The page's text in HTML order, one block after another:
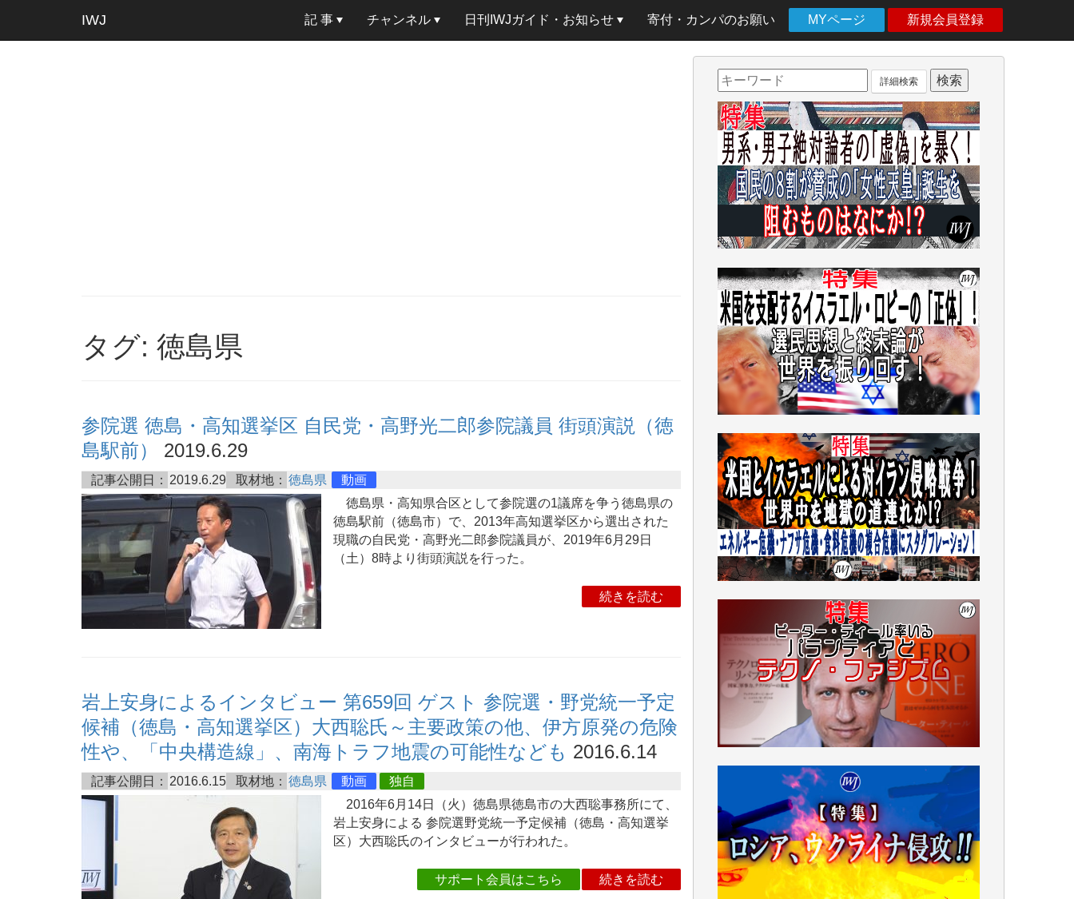
IWJ 記 事 チャンネル 日刊IWJガイド・お知らせ 寄付・カンパのお願い MYページ 新規会員登録
タグ: 徳島県
参院選 徳島・高知選挙区 自民党・高野光二郎参院議員 街頭演説（徳
島駅前）
2019.6.29
記事公開日： 2019.6.29 取材地： 徳島県
動画
徳島県・高知県合区として参院選の1議席を争う徳島県の
徳島駅前（徳島市）で、2013年高知選挙区から選出された
現職の自民党・高野光二郎参院議員が、2019年6月29日
（土）8時より街頭演説を行った。
続きを読む
岩上安身によるインタビュー 第659回 ゲスト 参院選・野党統一予定
候補（徳島・高知選挙区）大西聡氏～主要政策の他、伊方原発の危険
性や、「中央構造線」、南海トラフ地震の可能性なども 2016.6.14
記事公開日： 2016.6.15 取材地： 徳島県 動画
独自
2016年6月14日（火）徳島県徳島市の大西聡事務所にて、
岩上安身による 参院選野党統一予定候補（徳島・高知選挙
区）大西聡氏のインタビューが行われた。
サポート会員はこちら 続きを読む
詳細検索